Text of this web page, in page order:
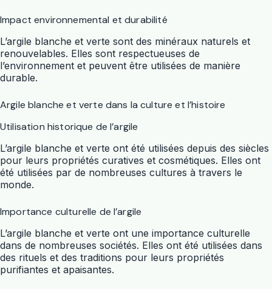
Impact environnemental et durabilité
L’argile blanche et verte sont des minéraux naturels et
renouvelables. Elles sont respectueuses de
l’environnement et peuvent être utilisées de manière
durable.
Argile blanche et verte dans la culture et l’histoire
Utilisation historique de l’argile
L’argile blanche et verte ont été utilisées depuis des siècles
pour leurs propriétés curatives et cosmétiques. Elles ont
été utilisées par de nombreuses cultures à travers le
monde.
Importance culturelle de l’argile
L’argile blanche et verte ont une importance culturelle
dans de nombreuses sociétés. Elles ont été utilisées dans
des rituels et des traditions pour leurs propriétés
purifiantes et apaisantes.